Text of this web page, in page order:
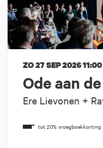
Ode aan
Ere Lievonen +
ZO 27 SEP 202611:00